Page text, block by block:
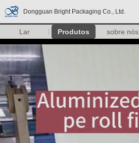
Dongguan Bright Packaging Co., Ltd.
Lar Produtos sobre nós